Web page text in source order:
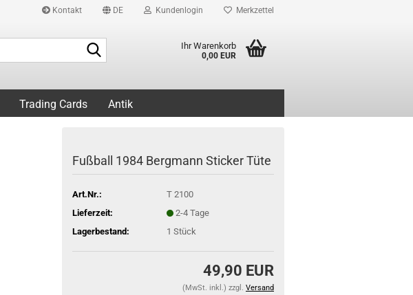
Kontakt DE Kundenlogin Merkzettel
Ihr Warenkorb
0,00 EUR
Trading Cards Antik
Fußball 1984 Bergmann Sticker Tüte
Art.Nr.:
T 2100
Lieferzeit:
2-4 Tage
Lagerbestand:
1 Stück
49,90 EUR
(MwSt. inkl.) zzgl. Versand